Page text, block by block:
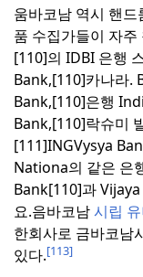
움바코남 역시 핸
품 수집가들이 자주
[110]의 IDBI 은행
Bank,[110]카나라.
Bank,[110]은행
Bank,[110]락슈미
[111]INGVysya
Nationa의 같은 은
Bank[110]과
요.음바코남시립
한회사로 금바코남
있다.[113]